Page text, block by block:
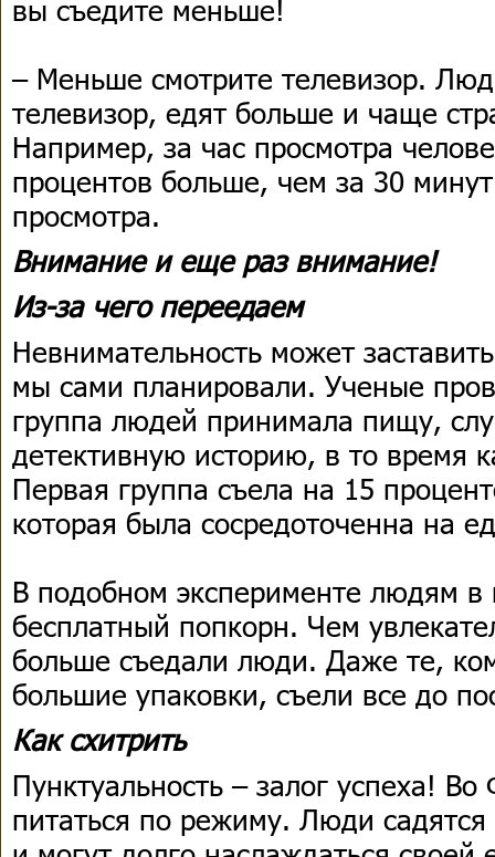
вы съедите меньше!
– Меньше смотрите телевизор.
телевизор, едят больше и чаще
Например, за час просмотра
процентов больше, чем за 30
просмотра.
Внимание и еще раз внимание!
Из-за чего переедаем
Невнимательность может
мы сами планировали. Ученые
группа людей принимала пищу,
детективную историю, в то время
Первая группа съела на 15
которая была сосредоточенна на
В подобном эксперименте людям в
бесплатный попкорн. Чем
больше съедали люди. Даже те,
большие упаковки, съели все до
Как схитрить
Пунктуальность – залог успеха!
питаться по режиму. Люди садятся